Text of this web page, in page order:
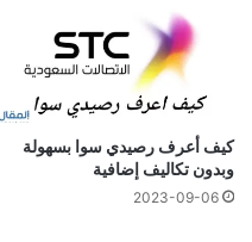
كيف أعرف رصيدي سوا بسهولة
وبدون تكاليف إضافية
2023-09-06